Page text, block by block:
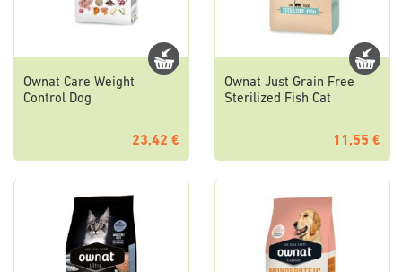
Ownat Care Weight
Control Dog
23,42 €
Ownat Just Grain Free
Sterilized Fish Cat
11,55 €